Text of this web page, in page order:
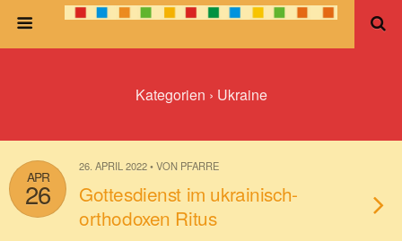
Kategorien › Ukraine
APR
26
26. APRIL 2022 • VON PFARRE
Gottesdienst im ukrainisch-
orthodoxen Ritus